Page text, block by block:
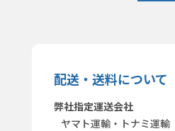
配送・送料について
弊社指定運送会社
ヤマト運輸・トナミ運